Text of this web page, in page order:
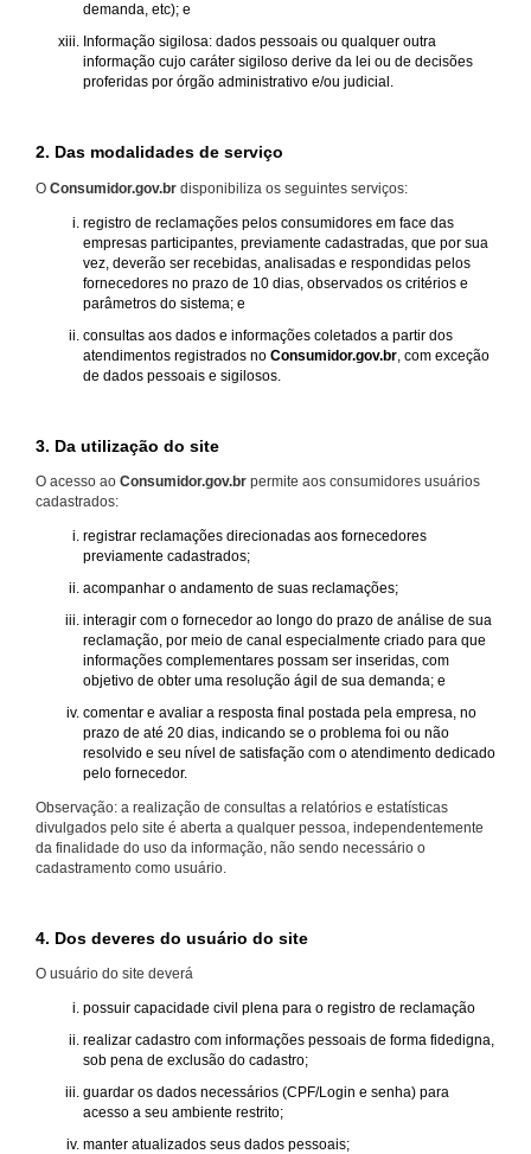
demanda, etc); e
Informação sigilosa: dados pessoais ou qualquer outra
informação cujo caráter sigiloso derive da lei ou de decisões
proferidas por órgão administrativo e/ou judicial.
2. Das modalidades de serviço
O Consumidor.gov.br disponibiliza os seguintes serviços:
registro de reclamações pelos consumidores em face das
empresas participantes, previamente cadastradas, que por sua
vez, deverão ser recebidas, analisadas e respondidas pelos
fornecedores no prazo de 10 dias, observados os critérios e
parâmetros do sistema; e
consultas aos dados e informações coletados a partir dos
atendimentos registrados no Consumidor.gov.br , com exceção
de dados pessoais e sigilosos.
3. Da utilização do site
O acesso ao Consumidor.gov.br permite aos consumidores usuários
cadastrados:
registrar reclamações direcionadas aos fornecedores
previamente cadastrados;
acompanhar o andamento de suas reclamações;
interagir com o fornecedor ao longo do prazo de análise de sua
reclamação, por meio de canal especialmente criado para que
informações complementares possam ser inseridas, com
objetivo de obter uma resolução ágil de sua demanda; e
comentar e avaliar a resposta final postada pela empresa, no
prazo de até 20 dias, indicando se o problema foi ou não
resolvido e seu nível de satisfação com o atendimento dedicado
pelo fornecedor.
Observação: a realização de consultas a relatórios e estatísticas
divulgados pelo site é aberta a qualquer pessoa, independentemente
da finalidade do uso da informação, não sendo necessário o
cadastramento como usuário.
4. Dos deveres do usuário do site
O usuário do site deverá
possuir capacidade civil plena para o registro de reclamação
realizar cadastro com informações pessoais de forma fidedigna,
sob pena de exclusão do cadastro;
guardar os dados necessários (CPF/Login e senha) para
acesso a seu ambiente restrito;
manter atualizados seus dados pessoais;